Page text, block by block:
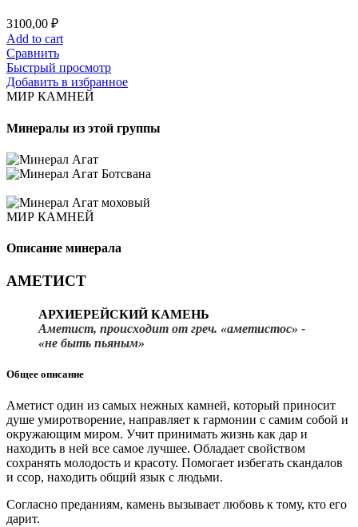
3100,00 ₽
Add to cart
Сравнить
Быстрый просмотр
Добавить в избранное
МИР КАМНЕЙ
Минералы из этой группы
МИР КАМНЕЙ
Описание минерала
АМЕТИСТ
АРХИЕРЕЙСКИЙ КАМЕНЬ
Аметист, происходит от греч. «аметистос» -
«не быть пьяным»
Общее описание
Аметист один из самых нежных камней, который приносит
душе умиротворение, направляет к гармонии с самим собой и
окружающим миром. Учит принимать жизнь как дар и
находить в ней все самое лучшее. Обладает свойством
сохранять молодость и красоту. Помогает избегать скандалов
и ссор, находить общий язык с людьми.
Согласно преданиям, камень вызывает любовь к тому, кто его
дарит.